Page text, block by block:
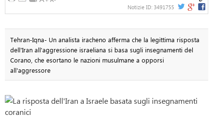
Notizie ID: 3491755
Tehran-Iqna- Un analista iracheno afferma che la legittima risposta
dell'Iran all'aggressione israeliana si basa sugli insegnamenti del
Corano, che esortano le nazioni musulmane a opporsi
all'aggressore